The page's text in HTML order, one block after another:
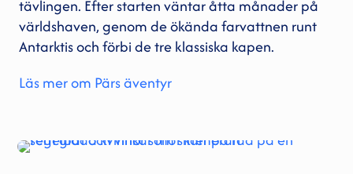
tävlingen. Efter starten väntar åtta månader på
världshaven, genom de ökända farvattnen runt
Antarktis och förbi de tre klassiska kapen.
Läs mer om Pärs äventyr